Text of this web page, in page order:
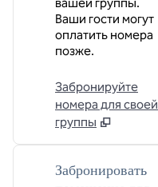
Ваши гости могут
оплатить номера
позже.
Забронируйте
номера для своей
группы
Забронировать